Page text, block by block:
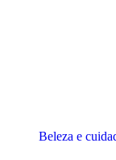
Beleza e